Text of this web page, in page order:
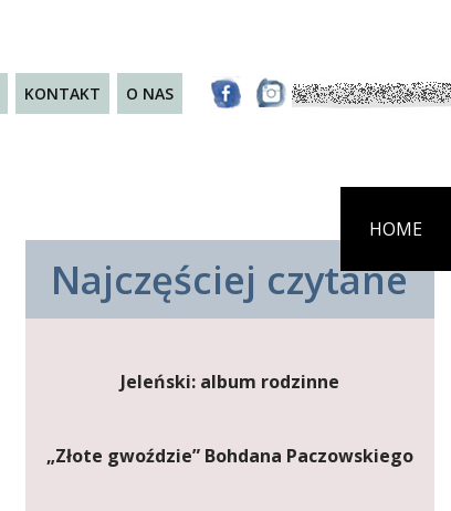
KONTAKT O NAS
HOME
Najczęściej czytane
Jeleński: album rodzinne
„Złote gwoździe” Bohdana Paczowskiego